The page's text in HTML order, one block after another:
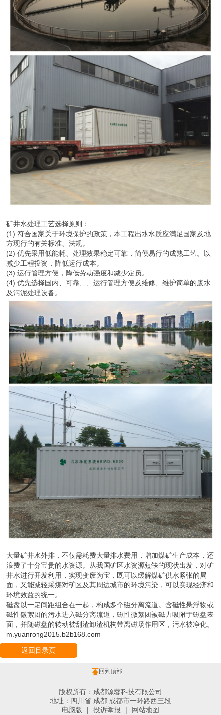
矿井水处理工艺选择原则：
(1) 符合国家关于环境保护的政策，本工程出水水质应满足国家及地
方现行的有关标准、法规。
(2) 优先采用低能耗、处理效果稳定可靠，简便易行的成熟工艺。以
减少工程投资，降低运行成本。
(3) 运行管理方便，降低劳动强度和减少定员。
(4) 优先选择国内、可靠、、运行管理方便及维修、维护简单的废水
及污泥处理设备。
大量矿井水外排，不仅需耗费大量排水费用，增加煤矿生产成本，还
浪费了十分宝贵的水资源。从我国矿区水资源短缺的现状出发，对矿
井水进行开发利用，实现变废为宝，既可以缓解煤矿供水紧张的局
面，又能减轻采煤对矿区及其周边城市的环境污染，可以实现经济和
环境效益的统一。
磁盘以一定间距组合在一起，构成多个磁分离流道。含磁性悬浮物或
磁性微絮团的污水进入磁分离流道，磁性微絮团被磁力吸附于磁盘表
面，并随磁盘的转动被刮渣卸渣机构带离磁场作用区，污水被净化。
m.yuanrong2015.b2b168.com
返回目录页
回到顶部
版权所有：成都源蓉科技有限公司
地址：四川省 成都 成都市一环路西三段
电脑版
| 投诉举报 |
网站地图